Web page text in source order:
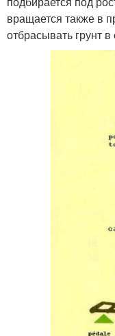
вращается также в
отбрасывать грунт в